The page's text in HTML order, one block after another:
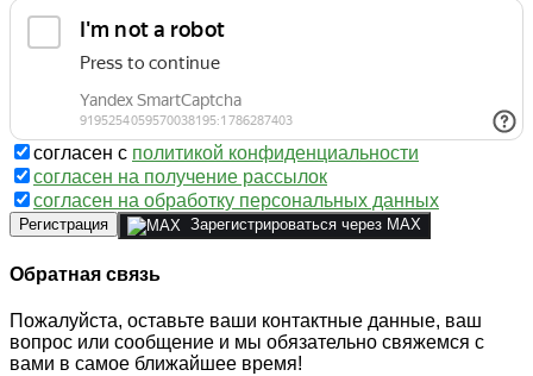
согласен с политикой конфиденциальности
согласен на получение рассылок
согласен на обработку персональных данных
Регистрация Зарегистрироваться через MAX
Обратная связь
Пожалуйста, оставьте ваши контактные данные, ваш
вопрос или сообщение и мы обязательно свяжемся с
вами в самое ближайшее время!